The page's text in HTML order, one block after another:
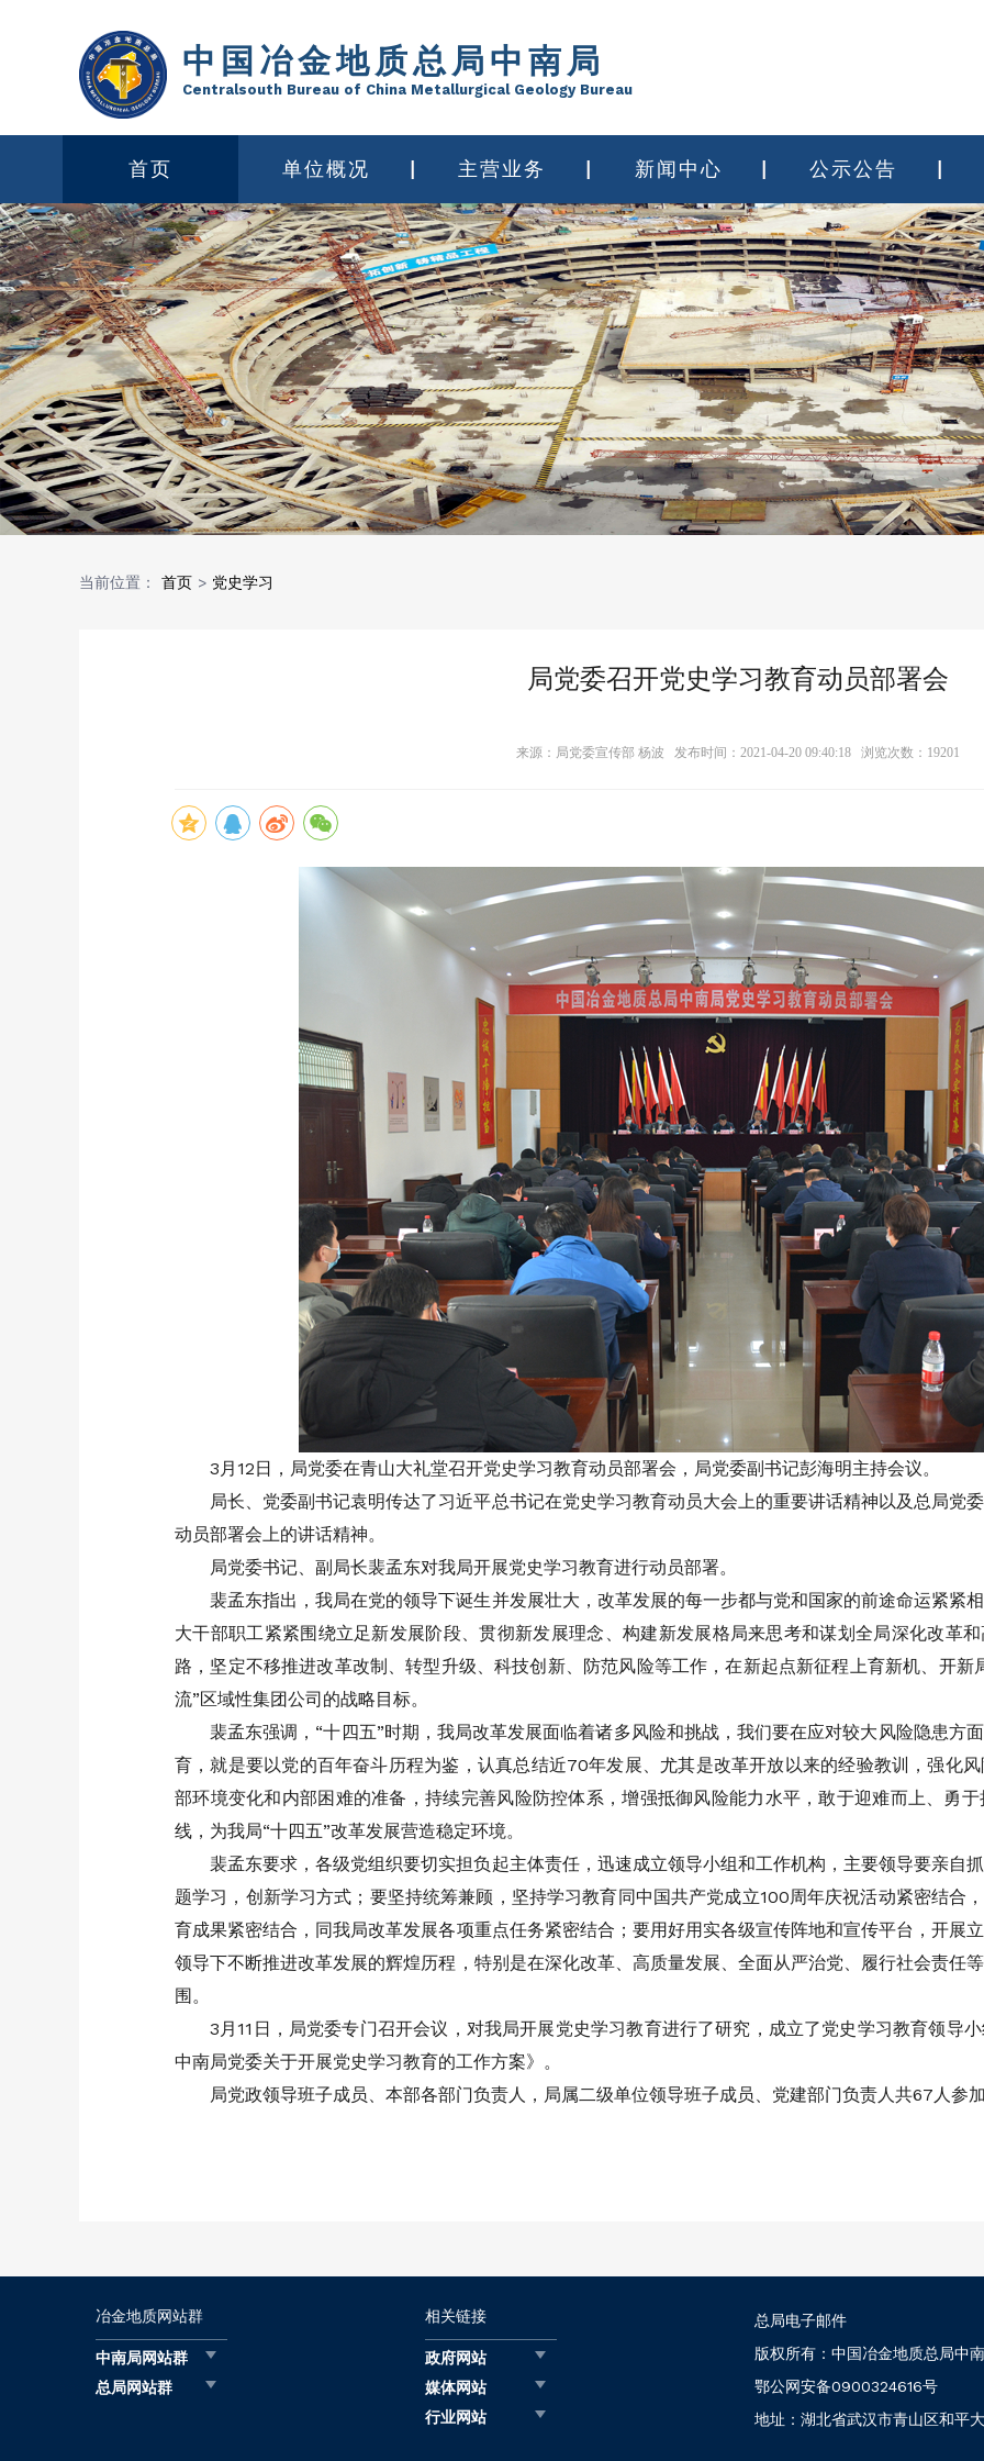
中国冶金地质总局中南局
Centralsouth Bureau of China Metallurgical Geology Bureau
首页 单位概况 主营业务 新闻中心 公示公告
当前位置： 首页 > 党史学习
局党委召开党史学习教育动员部署会
来源：局党委宣传部 杨波 发布时间：2021-04-20 09:40:18 浏览次数： 19201
3月12日，局党委在青山大礼堂召开党史学习教育动员部署会，局党委副书记彭海明主持会议。
局长、党委副书记袁明传达了习近平总书记在党史学习教育动员大会上的重要讲话精神以及总局党
动员部署会上的讲话精神。
局党委书记、副局长裴孟东对我局开展党史学习教育进行动员部署。
裴孟东指出，我局在党的领导下诞生并发展壮大，改革发展的每一步都与党和国家的前途命运紧紧
大干部职工紧紧围绕立足新发展阶段、贯彻新发展理念、构建新发展格局来思考和谋划全局深化改革
路，坚定不移推进改革改制、转型升级、科技创新、防范风险等工作，在新起点新征程上育新机、开
流”区域性集团公司的战略目标。
裴孟东强调，“十四五”时期，我局改革发展面临着诸多风险和挑战，我们要在应对较大风险隐患方
育，就是要以党的百年奋斗历程为鉴，认真总结近70年发展、尤其是改革开放以来的经验教训，强化
部环境变化和内部困难的准备，持续完善风险防控体系，增强抵御风险能力水平，敢于迎难而上、勇
线，为我局“十四五”改革发展营造稳定环境。
裴孟东要求，各级党组织要切实担负起主体责任，迅速成立领导小组和工作机构，主要领导要亲自
题学习，创新学习方式；要坚持统筹兼顾，坚持学习教育同中国共产党成立100周年庆祝活动紧密结合
育成果紧密结合，同我局改革发展各项重点任务紧密结合；要用好用实各级宣传阵地和宣传平台，开展
领导下不断推进改革发展的辉煌历程，特别是在深化改革、高质量发展、全面从严治党、履行社会责任
围。
3月11日，局党委专门召开会议，对我局开展党史学习教育进行了研究，成立了党史学习教育领导
中南局党委关于开展党史学习教育的工作方案》。
局党政领导班子成员、本部各部门负责人，局属二级单位领导班子成员、党建部门负责人共67人参
冶金地质网站群
中南局网站群
总局网站群
相关链接
政府网站
媒体网站
行业网站
总局电子邮件
版权所有：中国冶金地质总局中
鄂公网安备0900324616号
地址：湖北省武汉市青山区和平